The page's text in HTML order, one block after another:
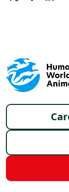
Footer